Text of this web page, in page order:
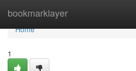
bookmarklayer
Home
Home
1